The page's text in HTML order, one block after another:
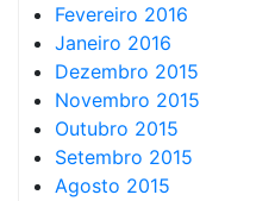
Fevereiro 2016
Janeiro 2016
Dezembro 2015
Novembro 2015
Outubro 2015
Setembro 2015
Agosto 2015